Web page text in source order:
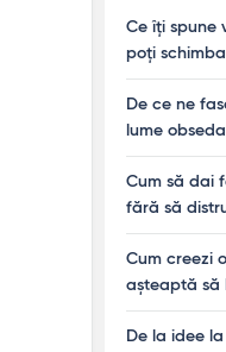
Ce îți spune
poți
De ce ne
lume
Cum să dai
fără să
Cum creezi
așteaptă să
De la idee